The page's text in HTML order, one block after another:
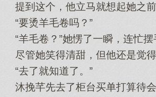
提到这个，他立马就想起她之前
“要烫羊毛卷吗？”
“羊毛卷？”她愣了一瞬，连忙摆
尽管她笑得清甜，但他还是觉
“去了就知道了。”
沐挽芊先去了柜台买单打算待会